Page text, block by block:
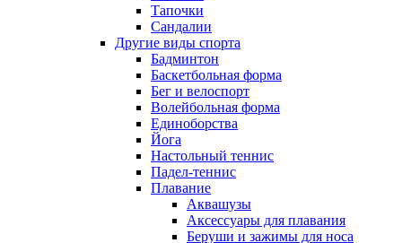
Тапочки
Сандалии
Другие виды спорта
Бадминтон
Баскетбольная форма
Бег и велоспорт
Волейбольная форма
Единоборства
Йога
Настольный теннис
Падел-теннис
Плавание
Аквашузы
Аксессуары для плавания
Беруши и зажимы для носа